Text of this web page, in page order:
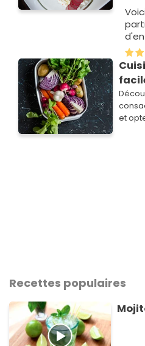
et
Recettes populaires